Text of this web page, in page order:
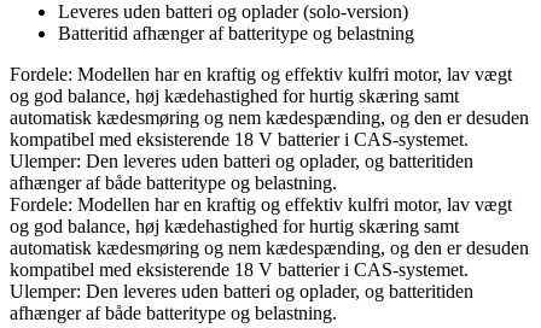
Leveres uden batteri og oplader (solo-version)
Batteritid afhænger af batteritype og belastning
Fordele: Modellen har en kraftig og effektiv kulfri motor, lav vægt
og god balance, høj kædehastighed for hurtig skæring samt
automatisk kædesmøring og nem kædespænding, og den er desuden
kompatibel med eksisterende 18 V batterier i CAS-systemet.
Ulemper: Den leveres uden batteri og oplader, og batteritiden
afhænger af både batteritype og belastning.
Fordele: Modellen har en kraftig og effektiv kulfri motor, lav vægt
og god balance, høj kædehastighed for hurtig skæring samt
automatisk kædesmøring og nem kædespænding, og den er desuden
kompatibel med eksisterende 18 V batterier i CAS-systemet.
Ulemper: Den leveres uden batteri og oplader, og batteritiden
afhænger af både batteritype og belastning.